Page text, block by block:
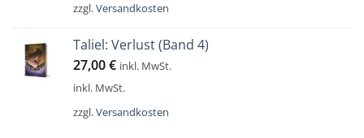
zzgl.Versandkosten
Taliel: Verlust (Band 4)
27,00€ inkl. MwSt.
inkl. MwSt.
zzgl.Versandkosten